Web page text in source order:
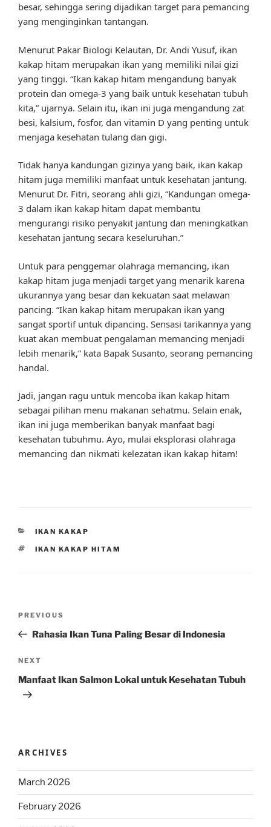
besar, sehingga sering dijadikan target para pemancing
yang menginginkan tantangan.
Menurut Pakar Biologi Kelautan, Dr. Andi Yusuf, ikan
kakap hitam merupakan ikan yang memiliki nilai gizi
yang tinggi. “Ikan kakap hitam mengandung banyak
protein dan omega-3 yang baik untuk kesehatan tubuh
kita,” ujarnya. Selain itu, ikan ini juga mengandung zat
besi, kalsium, fosfor, dan vitamin D yang penting untuk
menjaga kesehatan tulang dan gigi.
Tidak hanya kandungan gizinya yang baik, ikan kakap
hitam juga memiliki manfaat untuk kesehatan jantung.
Menurut Dr. Fitri, seorang ahli gizi, “Kandungan omega-
3 dalam ikan kakap hitam dapat membantu
mengurangi risiko penyakit jantung dan meningkatkan
kesehatan jantung secara keseluruhan.”
Untuk para penggemar olahraga memancing, ikan
kakap hitam juga menjadi target yang menarik karena
ukurannya yang besar dan kekuatan saat melawan
pancing. “Ikan kakap hitam merupakan ikan yang
sangat sportif untuk dipancing. Sensasi tarikannya yang
kuat akan membuat pengalaman memancing menjadi
lebih menarik,” kata Bapak Susanto, seorang pemancing
handal.
Jadi, jangan ragu untuk mencoba ikan kakap hitam
sebagai pilihan menu makanan sehatmu. Selain enak,
ikan ini juga memberikan banyak manfaat bagi
kesehatan tubuhmu. Ayo, mulai eksplorasi olahraga
memancing dan nikmati kelezatan ikan kakap hitam!
CATEGORIES
IKAN KAKAP
TAGS
IKAN KAKAP HITAM
Previous
Post
PREVIOUS
Rahasia Ikan Tuna Paling Besar di Indonesia
Next
Post
NEXT
Manfaat Ikan Salmon Lokal untuk Kesehatan Tubuh
ARCHIVES
March 2026
February 2026